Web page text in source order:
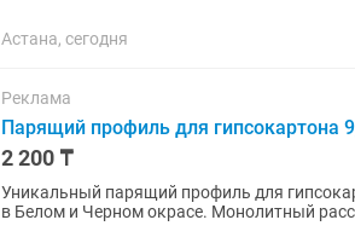
Астана, сегодня
Реклама
Парящий профиль для гипсокартона
2 200 ₸
Уникальный парящий профиль для
в Белом и Черном окрасе. Монолитный